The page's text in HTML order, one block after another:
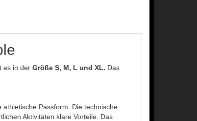
es in der Größe S, M, L und XL. Das
Passform. Die technische
Aktivitäten klare Vorteile. Das